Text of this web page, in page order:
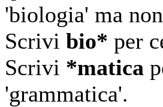
'biologia' ma
Scrivi bio* per
Scrivi *matica
'grammatica'.